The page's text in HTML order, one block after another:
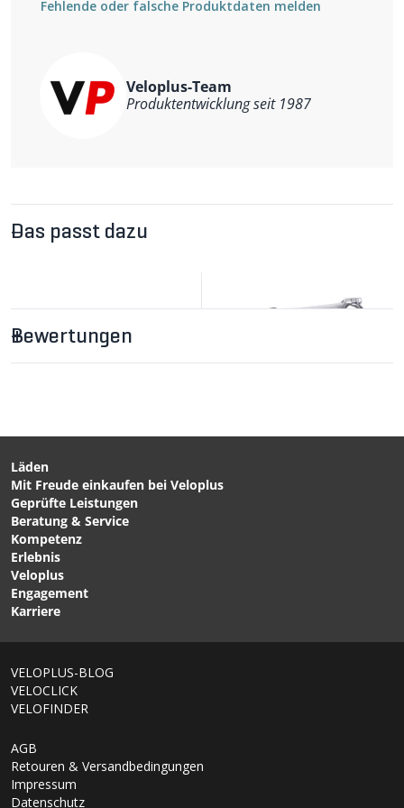
Fehlende oder falsche Produktdaten melden
Veloplus-Team
Produktentwicklung seit 1987
Das passt dazu
CHF 29.90
COMET EXPLORE Griff /
braun von VELOPLUS
SWISS DESIGN
CHF 39.90
Bewertungen
Läden
Mit Freude einkaufen bei Veloplus
Geprüfte Leistungen
Beratung & Service
Kompetenz
Erlebnis
Veloplus
Engagement
Karriere
VELOPLUS-BLOG
VELOCLICK
VELOFINDER
AGB
Retouren & Versandbedingungen
Impressum
Datenschutz